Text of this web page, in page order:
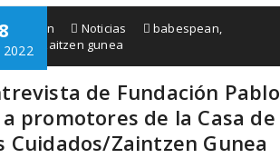
8
2022
Noticias babespean,
zaitzen gunea
de Fundación Pablo
promotores de la Casa de
Cuidados/Zaintzen Gunea